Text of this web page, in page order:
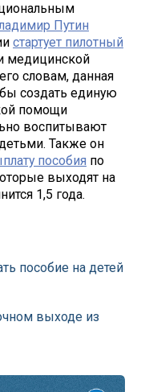
Путин
стартует пилотный
медицинской
словам, данная
создать единую
помощи
воспитывают
Также он
пособия по
выходят на
1,5 года.
пособие на детей
выходе из